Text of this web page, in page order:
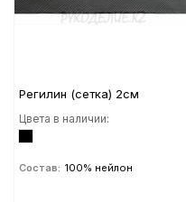
Регилин (сетка) 2см
Цвета в наличии:
Состав: 100% нейлон